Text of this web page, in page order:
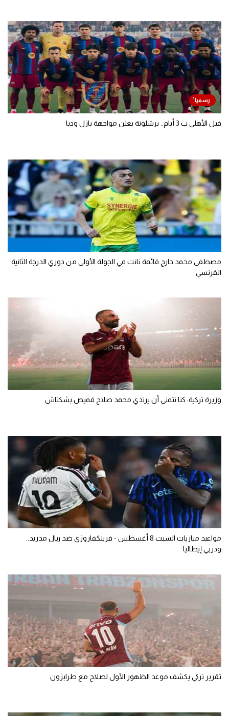
قبل الأهلي ب 3 أيام.. برشلونة يعلن مواجهة بازل وديا
مصطفى محمد خارج قائمة نانت في الجولة الأولى من دوري الدرجة الثانية
الفرنسي
وزيرة تركية: كنا نتمنى أن يرتدي محمد صلاح قميص بشكتاش
مواعيد مباريات السبت 8 أغسطس - فرينكفاروزي ضد ريال مدريد..
ودربي إيطاليا
تقرير تركي يكشف موعد الظهور الأول لصلاح مع طرابزون